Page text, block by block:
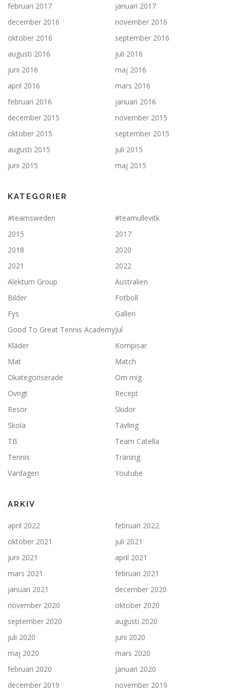
februari 2017
januari 2017
december 2016
november 2016
oktober 2016
september 2016
augusti 2016
juli 2016
juni 2016
maj 2016
april 2016
mars 2016
februari 2016
januari 2016
december 2015
november 2015
oktober 2015
september 2015
augusti 2015
juli 2015
juni 2015
maj 2015
KATEGORIER
#teamsweden
#teamullevitk
2015
2017
2018
2020
2021
2022
Alektum Group
Australien
Bilder
Fotboll
Fys
Galleri
Good To Great Tennis AcademyJul
Kläder
Kompisar
Mat
Match
Okategoriserade
Om mig
Övrigt
Recept
Resor
Skidor
Skola
Tävling
TB
Team Catella
Tennis
Träning
Vardagen
Youtube
ARKIV
april 2022
februari 2022
oktober 2021
juli 2021
juni 2021
april 2021
mars 2021
februari 2021
januari 2021
december 2020
november 2020
oktober 2020
september 2020
augusti 2020
juli 2020
juni 2020
maj 2020
mars 2020
februari 2020
januari 2020
december 2019
november 2019